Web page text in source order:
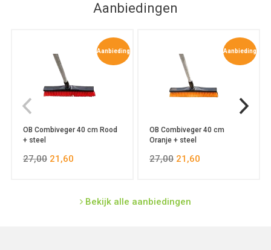
Aanbiedingen
Aanbieding
OB Combiveger 40 cm Rood
+ steel
27,00 21,60
Aanbieding
OB Combiveger 40 cm
Oranje + steel
27,00 21,60
Bekijk alle aanbiedingen